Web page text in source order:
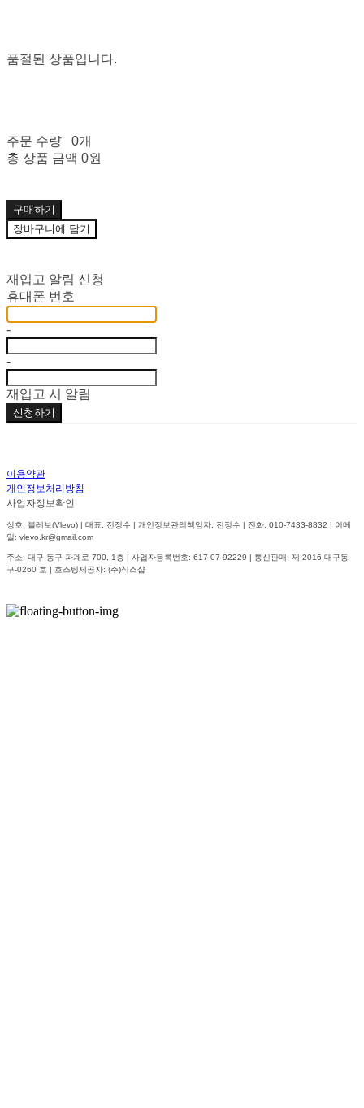
품절된 상품입니다.
주문 수량
0개
총 상품 금액 0원
구매하기
장바구니에 담기
재입고 알림 신청
휴대폰 번호
-
-
재입고 시 알림
신청하기
이용약관
개인정보처리방침
사업자정보확인
상호: 블레보(Vlevo) | 대표: 전정수 | 개인정보관리책임자: 전정수 | 전화: 010-7433-8832 | 이메
일: vlevo.kr@gmail.com
주소: 대구 동구 파계로 700, 1층 | 사업자등록번호: 617-07-92229 | 통신판매: 제 2016-대구동
구-0260 호 | 호스팅제공자: (주)식스샵